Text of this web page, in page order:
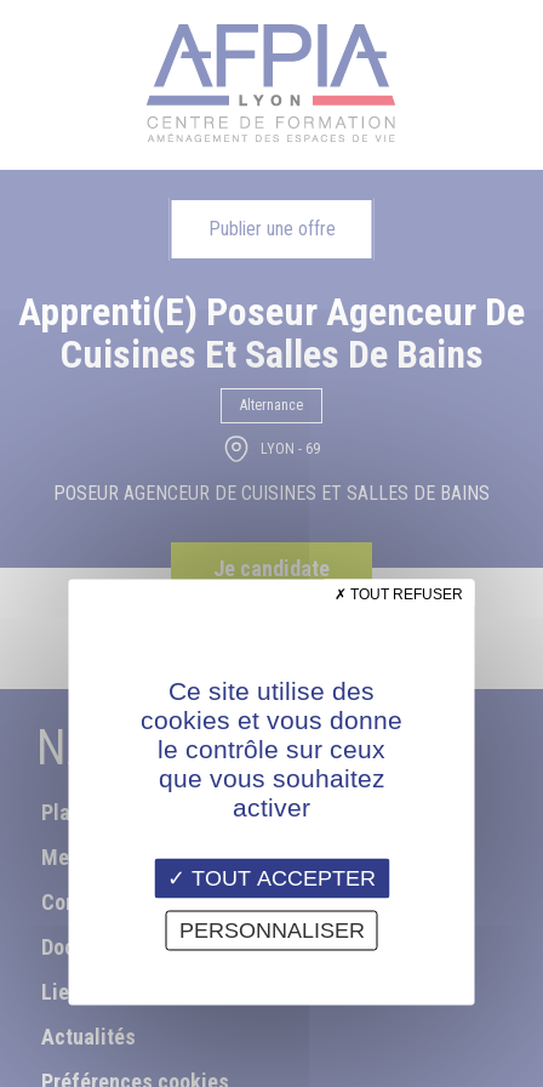
Publier une offre
Apprenti(e) Poseur Agenceur De
Cuisines Et Salles De Bains
Alternance
LYON - 69
POSEUR AGENCEUR DE CUISINES ET SALLES DE BAINS
Je candidate
NAVIGATION
Plan du site
Mentions légales
Contact
Documentation
Liens utiles
Actualités
Préférences cookies
Ce site utilise des
cookies et vous donne
le contrôle sur ceux
que vous souhaitez
activer
TOUT ACCEPTER
TOUT REFUSER
PERSONNALISER